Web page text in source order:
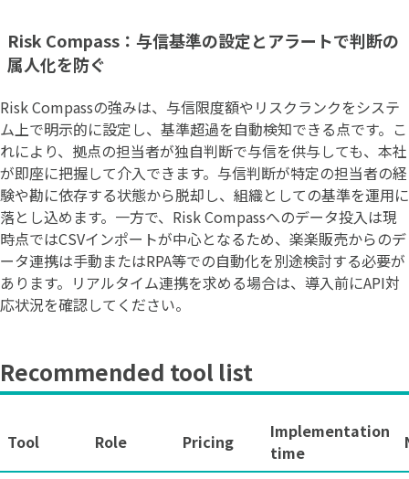
Risk Compass：与信基準の設定とアラートで判断の
属人化を防ぐ
Risk Compassの強みは、与信限度額やリスクランクをシステ
ム上で明示的に設定し、基準超過を自動検知できる点です。こ
れにより、拠点の担当者が独自判断で与信を供与しても、本社
が即座に把握して介入できます。与信判断が特定の担当者の経
験や勘に依存する状態から脱却し、組織としての基準を運用に
落とし込めます。一方で、Risk Compassへのデータ投入は現
時点ではCSVインポートが中心となるため、楽楽販売からのデ
ータ連携は手動またはRPA等での自動化を別途検討する必要が
あります。リアルタイム連携を求める場合は、導入前にAPI対
応状況を確認してください。
Recommended tool list
Tool Role Pricing
Implementation
time